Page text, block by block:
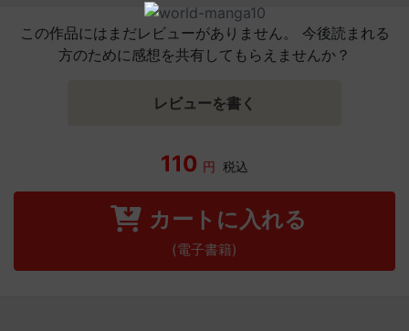
この作品にはまだレビューがありません。 今後読まれる
方のために感想を共有してもらえませんか？
レビューを書く
110 円 税込
カートに入れる
(電子書籍)